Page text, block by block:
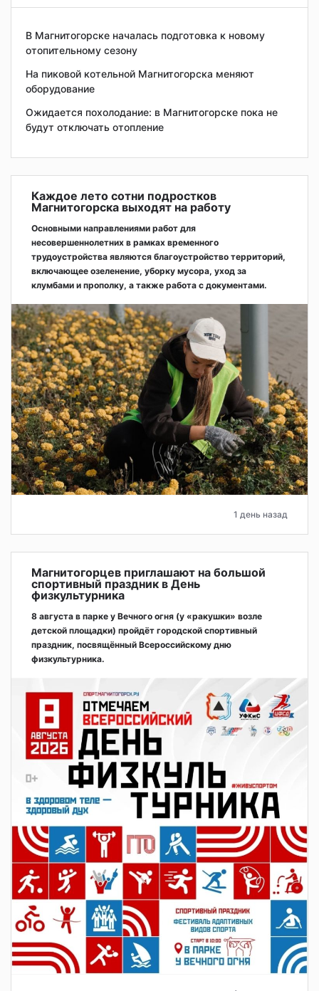
В Магнитогорске началась подготовка к новому
отопительному сезону
На пиковой котельной Магнитогорска меняют
оборудование
Ожидается похолодание: в Магнитогорске пока не
будут отключать отопление
Каждое лето сотни подростков
Магнитогорска выходят на работу
Основными направлениями работ для
несовершеннолетних в рамках временного
трудоустройства являются благоустройство территорий,
включающее озеленение, уборку мусора, уход за
клумбами и прополку, а также работа с документами.
1 день назад
Магнитогорцев приглашают на большой
спортивный праздник в День
физкультурника
8 августа в парке у Вечного огня (у «ракушки» возле
детской площадки) пройдёт городской спортивный
праздник, посвящённый Всероссийскому дню
физкультурника.